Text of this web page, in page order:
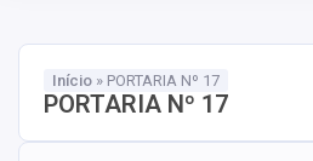
Início » PORTARIA Nº 17
PORTARIA Nº 17